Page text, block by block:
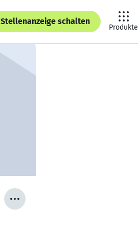
Stellenanzeige schalten
Produkte